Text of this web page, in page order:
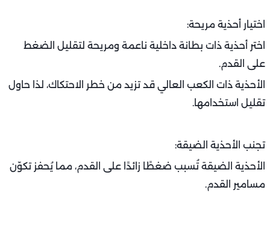
اختيار أحذية مريحة:
اختر أحذية ذات بطانة داخلية ناعمة ومريحة لتقليل الضغط
على القدم.
الأحذية ذات الكعب العالي قد تزيد من خطر الاحتكاك، لذا حاول
تقليل استخدامها.
تجنب الأحذية الضيقة:
الأحذية الضيقة تُسبب ضغطًا زائدًا على القدم، مما يُحفز تكوّن
مسامير القدم.